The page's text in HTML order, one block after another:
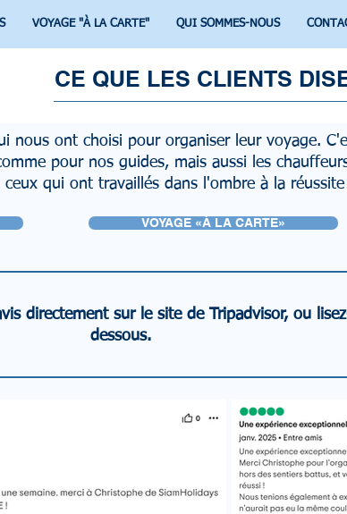
VOYAGE "À LA CARTE" QUI SOMMES-NOUS
CE QUE LES CLIENTS
nous ont choisi pour organiser leur voyage.
pour nos guides, mais aussi les
ceux qui ont travaillés dans l'ombre à la
VOYAGE «À LA CARTE»
directement sur le site de Tripadvisor, ou
dessous.